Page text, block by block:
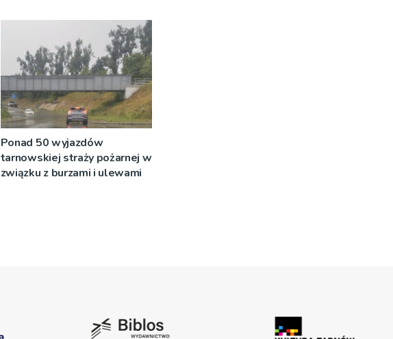
Ponad 50 wyjazdów
tarnowskiej straży pożarnej w
związku z burzami i ulewami